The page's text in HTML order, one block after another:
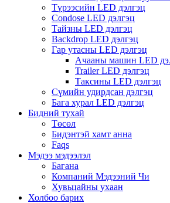
Түрээсийн LED дэлгэц
Condose LED дэлгэц
Тайзны LED дэлгэц
Backdrop LED дэлгэц
Гар утасны LED дэлгэц
Ачааны машин LED
Trailer LED дэлгэц
Таксины LED дэлгэц
Сүмийн удирдсан дэлгэц
Бага хурал LED дэлгэц
Бидний тухай
Төсөл
Бидэнтэй хамт анна
Faqs
Мэдээ мэдээлэл
Багана
Компаний Мэдээний Чи
Хувьцайны ухаан
Холбоо барих